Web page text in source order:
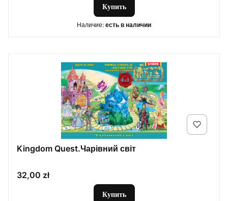
Купить
Наличие: есть в наличии
Kingdom Quest.Чарівний світ
Цена
32,00 zł
Купить